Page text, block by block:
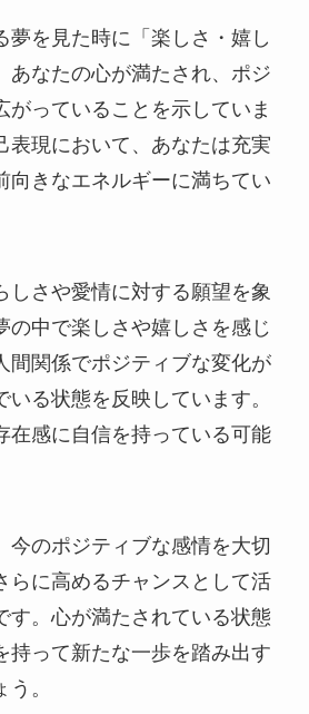
夢を見た時に「楽しさ・嬉し
あなたの心が満たされ、ポジ
がっていることを示していま
表現において、あなたは充実
向きなエネルギーに満ちてい
しさや愛情に対する願望を象
の中で楽しさや嬉しさを感じ
間関係でポジティブな変化が
る状態を反映しています。
在感に自信を持っている可能
今のポジティブな感情を大切
らに高めるチャンスとして活
す。心が満たされている状態
持って新たな一歩を踏み出す
。